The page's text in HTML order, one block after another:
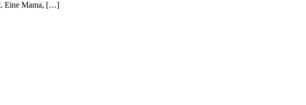
Eine Mama, […]